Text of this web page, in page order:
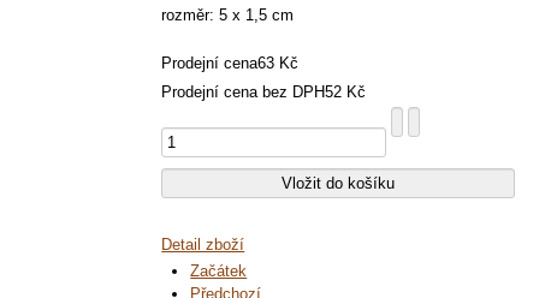
rozměr: 5 x 1,5 cm
Prodejní cena63 Kč
Prodejní cena bez DPH52 Kč
Detail zboží
Začátek
Předchozí